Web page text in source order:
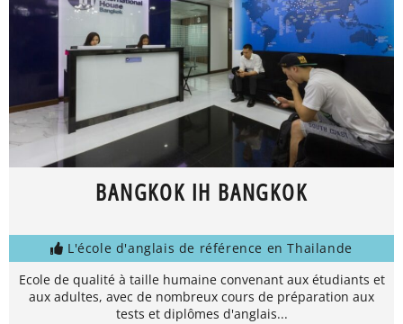
BANGKOK IH BANGKOK
L'école d'anglais de référence en Thailande
Ecole de qualité à taille humaine convenant aux étudiants et
aux adultes, avec de nombreux cours de préparation aux
tests et diplômes d'anglais...